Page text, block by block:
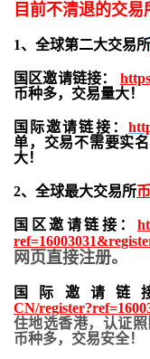
目前不清退的交易
1、全球第二大交易所
国区邀请链接：
币种多，交易量大！
国际邀请链接：
单，交易不需要实
大！
2、全球最大交易所
国区邀请链接：
网页直接注册。
国际邀请链
CN/
住地选香港，认证照
币种多，交易安全！